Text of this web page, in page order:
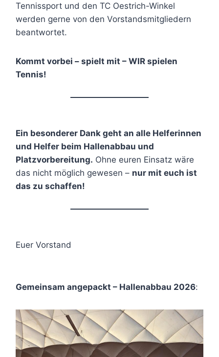
Tennissport und den TC Oestrich-Winkel
werden gerne von den Vorstandsmitgliedern
beantwortet.
Kommt vorbei – spielt mit – WIR spielen
Tennis!
Ein besonderer Dank geht an alle Helferinnen
und Helfer beim Hallenabbau und
Platzvorbereitung. Ohne euren Einsatz wäre
das nicht möglich gewesen – nur mit euch ist
das zu schaffen!
Euer Vorstand
Gemeinsam angepackt – Hallenabbau 2026: